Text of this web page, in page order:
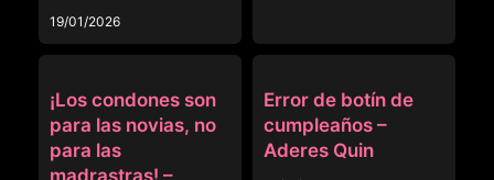
19/01/2026
¡Los condones son
para las novias, no
para las
Error de botín de
cumpleaños –
Aderes Quin